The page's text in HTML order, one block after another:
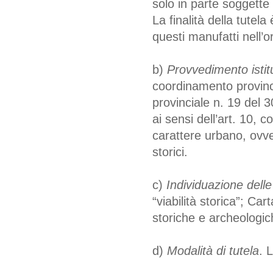
solo in parte
La finalità della tutela
questi manufatti
b) Provvedimento
coordinamento
provinciale n. 19 del
ai sensi dell’art. 10,
carattere urbano,
storici.
c) Individuazione
“viabilità storica”;
storiche e
d) Modalità di tutela.